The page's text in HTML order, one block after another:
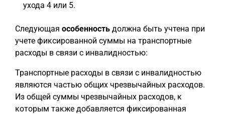
ухода 4 или 5.
Следующая особенность должна быть учтена при
учете фиксированной суммы на транспортные
расходы в связи с инвалидностью:
Транспортные расходы в связи с инвалидностью
являются частью общих чрезвычайных расходов.
Из общей суммы чрезвычайных расходов, к
которым также добавляется фиксированная